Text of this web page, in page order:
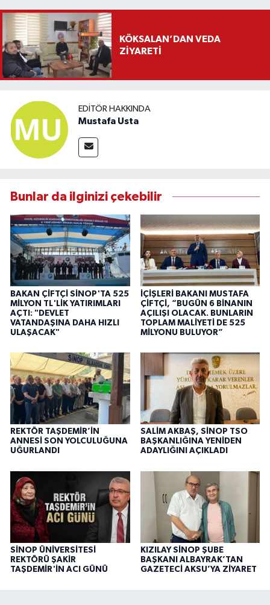
KÖKSALAN’DAN VEDA
ZİYARETİ
EDITÖR HAKKINDA
Mustafa Usta
Bunlar da ilginizi çekebilir
BAKAN ÇİFTÇİ SİNOP'TA 525
MİLYON TL'LİK YATIRIMLARI
AÇTI: "DEVLET
VATANDAŞINA DAHA HIZLI
ULAŞACAK"
İÇİŞLERİ BAKANI MUSTAFA
ÇİFTÇİ, “BUGÜN 6 BİNANIN
AÇILIŞI OLACAK. BUNLARIN
TOPLAM MALİYETİ DE 525
MİLYONU BULUYOR”
REKTÖR TAŞDEMİR’İN
ANNESİ SON YOLCULUĞUNA
UĞURLANDI
SALİM AKBAŞ, SİNOP TSO
BAŞKANLIĞINA YENİDEN
ADAYLIĞINI AÇIKLADI
SİNOP ÜNİVERSİTESİ
REKTÖRÜ ŞAKİR
TAŞDEMİR'İN ACI GÜNÜ
KIZILAY SİNOP ŞUBE
BAŞKANI ALBAYRAK’TAN
GAZETECİ AKSU’YA ZİYARET